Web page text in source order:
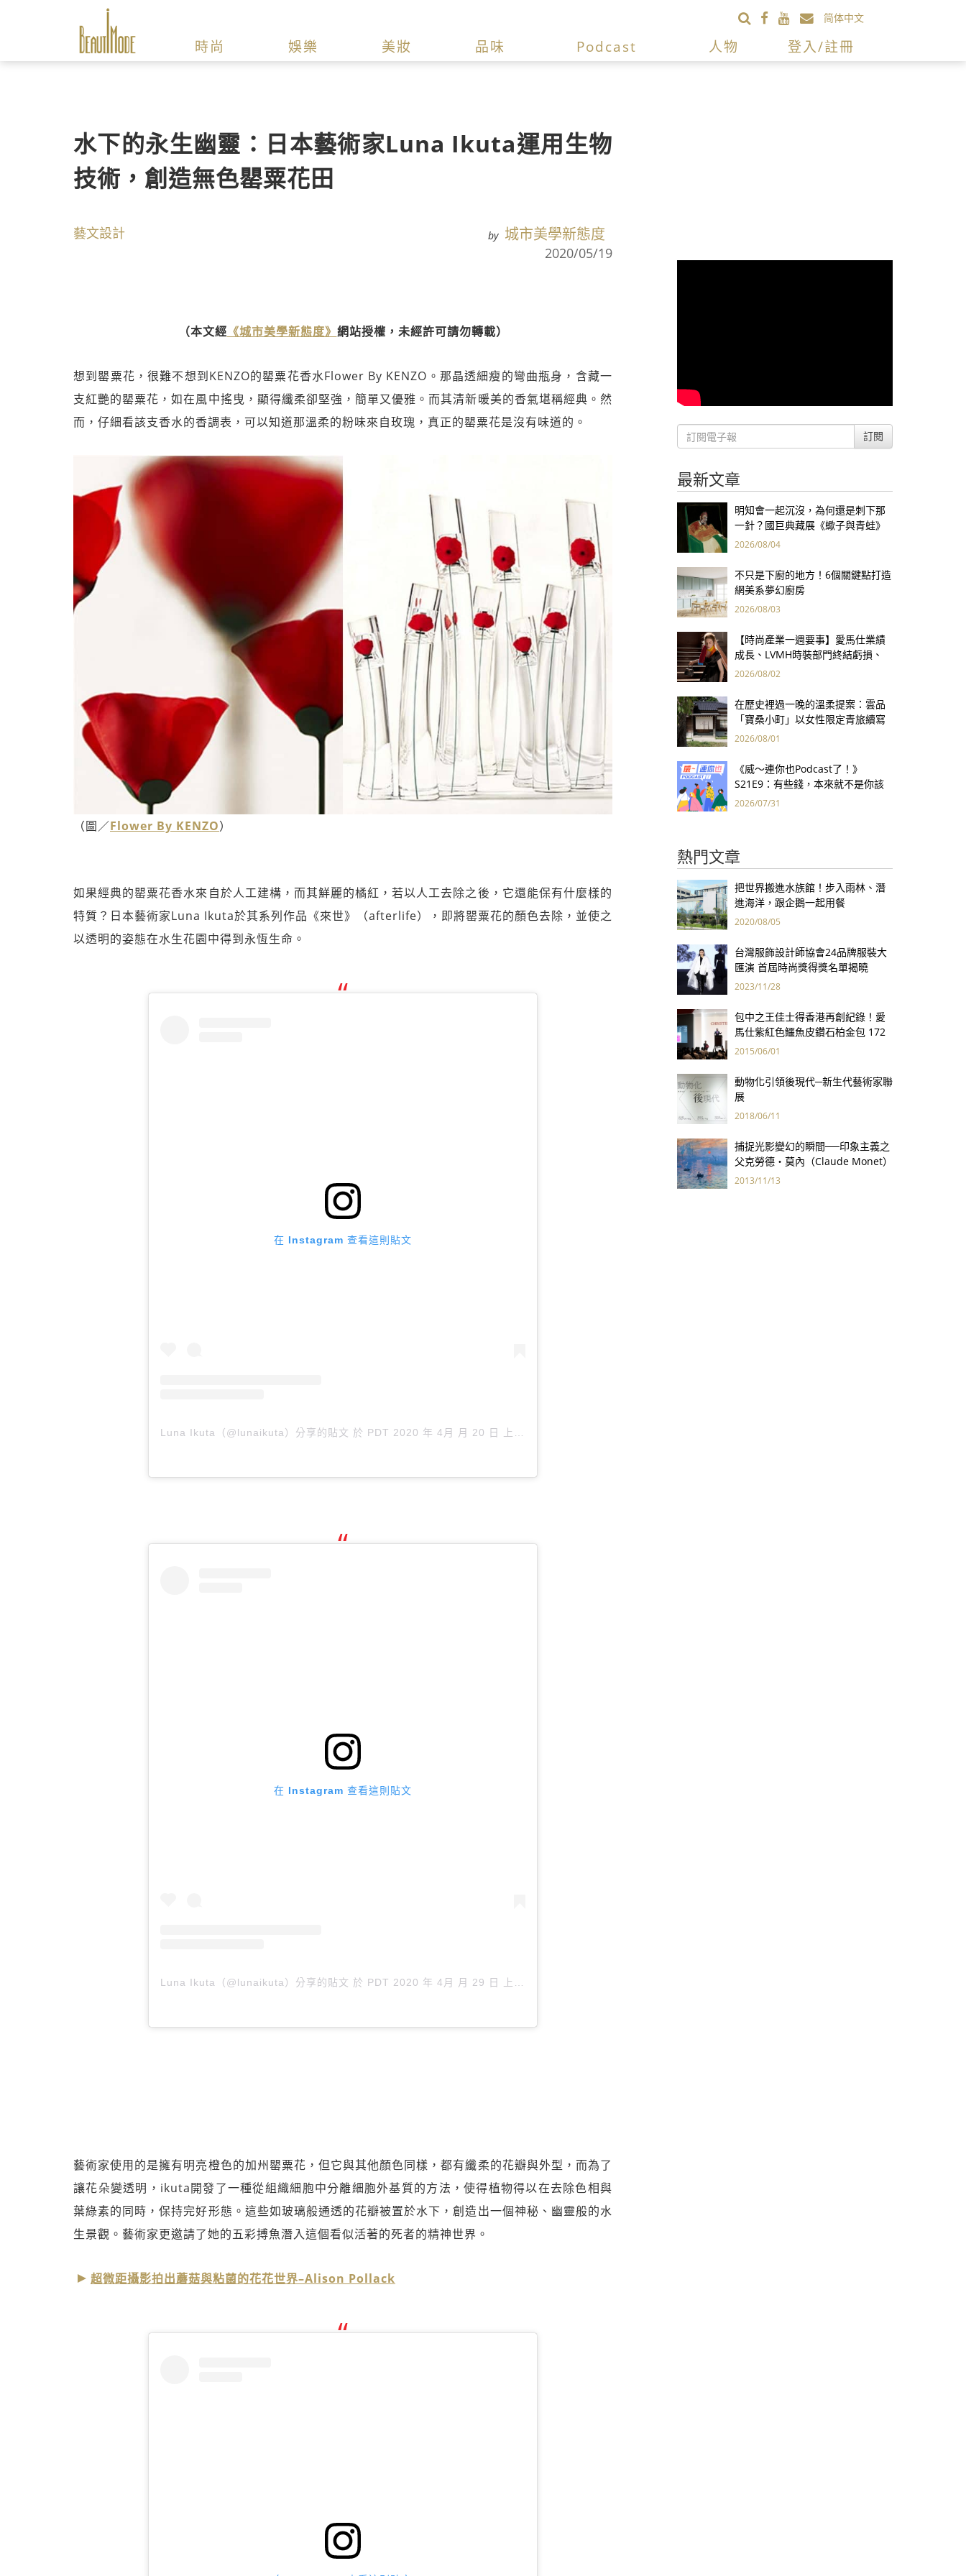
简体中文
時尚 娛樂 美妝 品味 Podcast 人物 登入/註冊
水下的永生幽靈：日本藝術家Luna Ikuta運用生物
技術，創造無色罌粟花田
藝文設計 by 城市美學新態度
2020/05/19
（本文經 《城市美學新態度》 網站授權，未經許可請勿轉載）
想到罌粟花，很難不想到KENZO的罌粟花香水Flower By KENZO。那晶透細瘦的彎曲瓶身，含藏一
支紅艷的罌粟花，如在風中搖曳，顯得纖柔卻堅強，簡單又優雅。而其清新暖美的香氣堪稱經典。然
而，仔細看該支香水的香調表，可以知道那溫柔的粉味來自玫瑰，真正的罌粟花是沒有味道的。
（圖／Flower By KENZO）
如果經典的罌粟花香水來自於人工建構，而其鮮麗的橘紅，若以人工去除之後，它還能保有什麼樣的
特質？日本藝術家Luna Ikuta於其系列作品《來世》（afterlife），即將罌粟花的顏色去除，並使之
以透明的姿態在水生花園中得到永恆生命。
在 Instagram 查看這則貼文
Luna Ikuta（@lunaikuta）分享的貼文 於 PDT 2020 年 4月 月 20 日 上午 9:56
在 Instagram 查看這則貼文
Luna Ikuta（@lunaikuta）分享的貼文 於 PDT 2020 年 4月 月 29 日 上午 9:40
藝術家使用的是擁有明亮橙色的加州罌粟花，但它與其他顏色同樣，都有纖柔的花瓣與外型，而為了
讓花朵變透明，ikuta開發了一種從組織細胞中分離細胞外基質的方法，使得植物得以在去除色相與
葉綠素的同時，保持完好形態。這些如玻璃般通透的花瓣被置於水下，創造出一個神秘、幽靈般的水
生景觀。藝術家更邀請了她的五彩搏魚潛入這個看似活著的死者的精神世界。
超微距攝影拍出蘑菇與粘菌的花花世界–Alison Pollack
訂閱
最新文章
明知會一起沉沒，為何還是刺下那
一針？國巨典藏展《蠍子與青蛙》
用66件名作拷問人性
2026/08/04
不只是下廚的地方！6個關鍵點打造
網美系夢幻廚房
2026/08/03
【時尚產業一週要事】愛馬仕業績
成長、LVMH時裝部門終結虧損、
Kering轉型策略初現成效、Prada
2026/08/02
在歷史裡過一晚的溫柔提案：雲品
「寶桑小町」以女性限定青旅續寫
台東老屋記憶
2026/08/01
《威～連你也Podcast了！》
S21E9：有些錢，本來就不是你該
賺的——讀《一個投機者的告白》
2026/07/31
熱門文章
把世界搬進水族館！步入雨林、潛
進海洋，跟企鵝一起用餐
2020/08/05
台灣服飾設計師協會24品牌服裝大
匯演 首屆時尚獎得獎名單揭曉
2023/11/28
包中之王佳士得香港再創紀錄！愛
馬仕紫紅色鱷魚皮鑽石柏金包 172
萬港幣創全球手袋拍賣最高價
2015/06/01
動物化引領後現代─新生代藝術家聯
展
2018/06/11
捕捉光影變幻的瞬間──印象主義之
父克勞德‧莫內（Claude Monet）
2013/11/13